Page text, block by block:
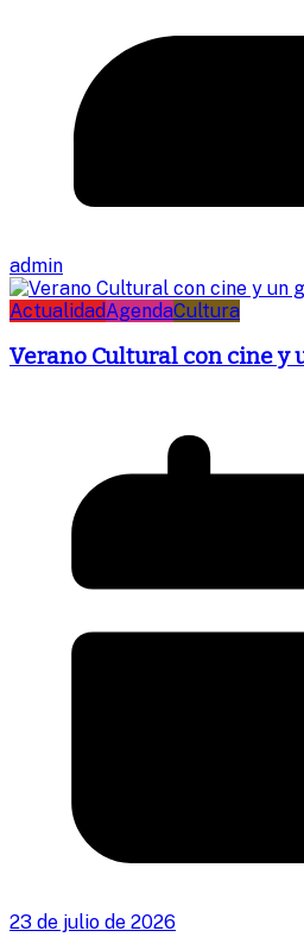
admin
ActualidadAgendaCultura
Verano Cultural con cine y
23 de julio de 2026